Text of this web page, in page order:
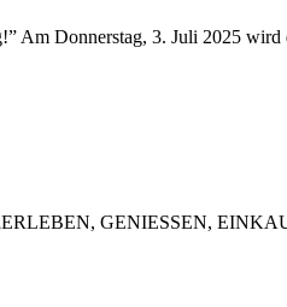
Am Donnerstag, 3. Juli 2025
GENIESSEN,